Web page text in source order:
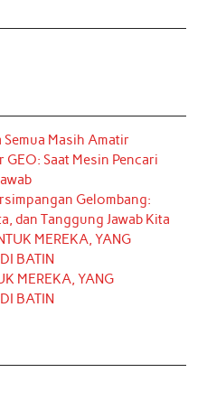
Masih Amatir
GEO: Saat Mesin Pencari
Gelombang:
dan Tanggung Jawab Kita
MEREKA, YANG
BATIN
MEREKA, YANG
BATIN